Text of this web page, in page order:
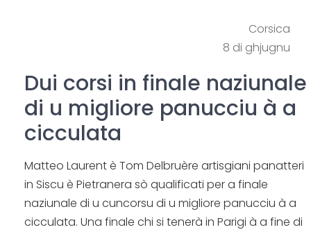
Corsica
8 di ghjugnu
Dui corsi in finale naziunale
di u migliore panucciu à a
cicculata
Matteo Laurent è Tom Delbruère artisgiani panatteri
in Siscu è Pietranera sò qualificati per a finale
naziunale di u cuncorsu di u migliore panucciu à a
cicculata. Una finale chi si tenerà in Parigi à a fine di